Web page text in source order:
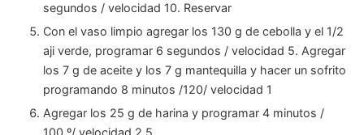
segundos / velocidad 10. Reservar
Con el vaso limpio agregar los 130 g de cebolla y el 1/2
aji verde, programar 6 segundos / velocidad 5. Agregar
los 7 g de aceite y los 7 g mantequilla y hacer un sofrito
programando 8 minutos /120/ velocidad 1
Agregar los 25 g de harina y programar 4 minutos /